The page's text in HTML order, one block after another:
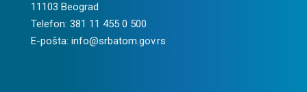
11103 Beograd
Telefon: 381 11 455 0 500
E-pošta: info@srbatom.gov.rs